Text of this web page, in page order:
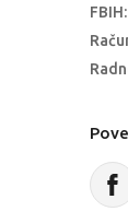
FBIH: